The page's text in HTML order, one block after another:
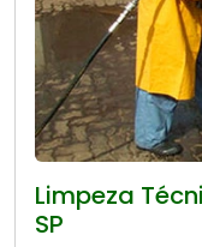
Limpeza
SP